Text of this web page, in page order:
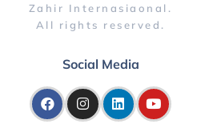
Zahir Internasiaonal.
All rights reserved.
Social Media